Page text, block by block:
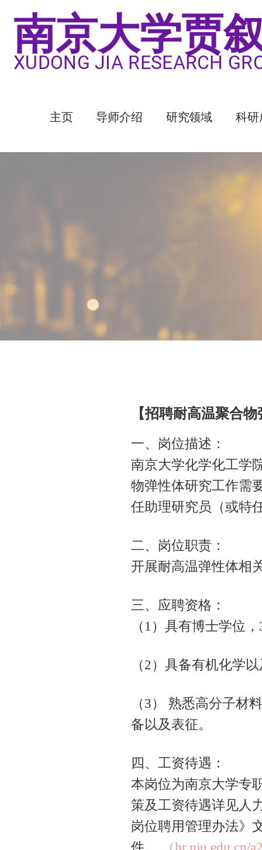
南京大学贾
XUDONG JIA RESEARCH
主页 导师介绍 研究领域 科研
【招聘耐高温聚合
一、岗位描述：
南京大学化学化工学
物弹性体研究工作需
任助理研究员（或特
二、岗位职责：
开展耐高温弹性体相
三、应聘资格：
（1）具有博士学位
（2）具备有机化学
（3） 熟悉高分子材
备以及表征。
四、工资待遇：
本岗位为南京大学专
策及工资待遇详见人
岗位聘用管理办法》